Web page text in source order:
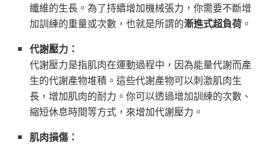
纖維的生長。為了持續增加機械張力，你需要不斷增
加訓練的重量或次數，也就是所謂的漸進式超負荷 。
代謝壓力：
代謝壓力是指肌肉在運動過程中，因為能量代謝而產
生的代謝產物堆積。這些代謝產物可以刺激肌肉生
長，增加肌肉的耐力。你可以透過增加訓練的次數、
縮短休息時間等方式，來增加代謝壓力。
肌肉損傷：